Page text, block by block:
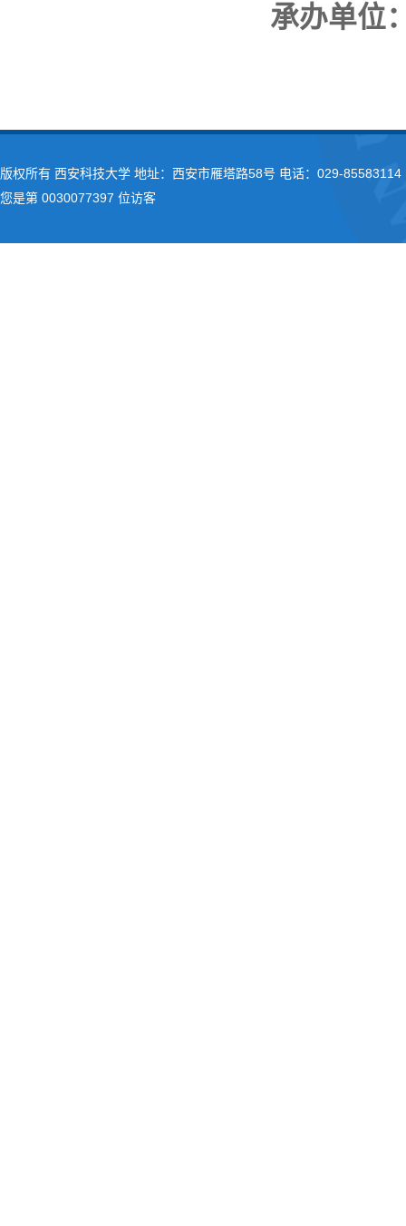
承办单位
版权所有 西安科技大学 地址：西安市雁塔路58号 电话：029-
您是第 0030077397 位访客